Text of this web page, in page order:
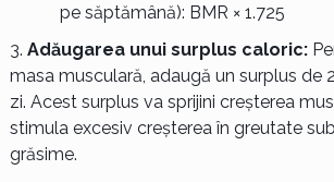
pe săptămână): BMR × 1.725
Adăugarea unui surplus caloric:
masa musculară, adaugă un surplus de
zi. Acest surplus va sprijini creșterea
stimula excesiv creșterea în greutate
grăsime.